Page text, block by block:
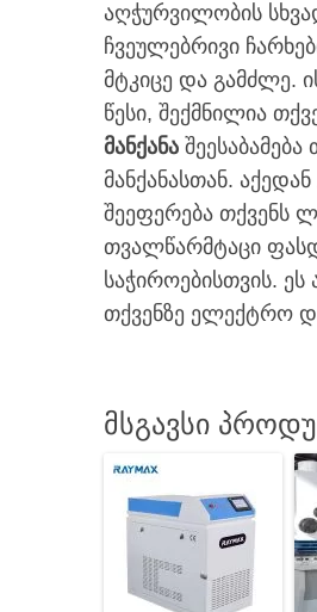
აღჭურვილობის
ჩვეულებრივი
მტკიცე და გამძლე.
წესი, შექმნილია
მანქანა
მანქანასთან.
შეეფერება თქვენს
თვალწარმტაცი
საჭიროებისთვის.
თქვენზე ელექტრო
მსგავსი